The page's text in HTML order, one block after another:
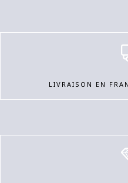
LIVRAISON EN